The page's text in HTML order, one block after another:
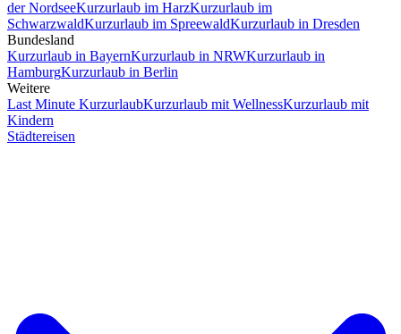
der NordseeKurzurlaub im HarzKurzurlaub im
SchwarzwaldKurzurlaub im SpreewaldKurzurlaub in Dresden
Bundesland
Kurzurlaub in BayernKurzurlaub in NRWKurzurlaub in
HamburgKurzurlaub in Berlin
Weitere
Last Minute KurzurlaubKurzurlaub mit WellnessKurzurlaub mit
Kindern
Städtereisen